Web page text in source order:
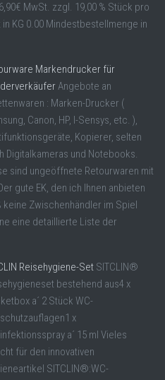
MwSt. zzgl. 19,00 % Stück pro
KG 0.00 Mindestbestellmenge in
Markendrucker für
Angebote an
: Marken-Drucker (
Canon, HP, I-Sensys, etc. ),
Kopierer, selten
Digitalkameras und Notebooks.
sind ungeöffnete Retourwaren mit
gute EK, den ich Ihnen anbieten
Zwischenhändler im Spiel
eine detaillierte Liste der
Reisehygiene-Set SITCLIN®
bestehend aus4 x
a´ 2 Stück WC-
x
a´ 15 ml Vieles
für den innovativen
SITCLIN®:WC-